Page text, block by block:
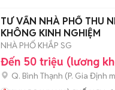
CHUNG CƯ - NHÀ Ở
TƯ VẤN NHÀ PHỐ THU
KHÔNG KINH NGHIỆM
NHÀ PHỐ KHẮP SG
Đến 50 triệu (lương
Q. Bình Thạnh (P. Gia Định